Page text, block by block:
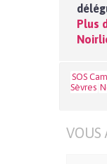
Plus
SOS
Sèvres
VOUS